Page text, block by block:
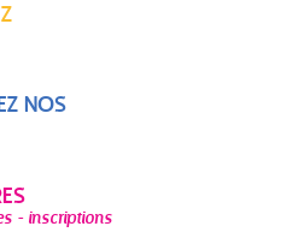
NOS
- inscriptions